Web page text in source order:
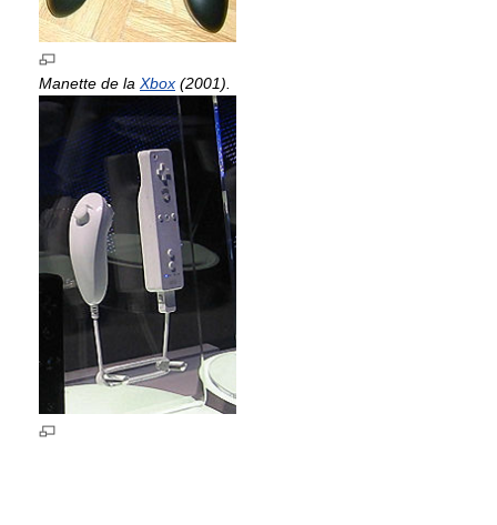
Manette de la Xbox (2001).